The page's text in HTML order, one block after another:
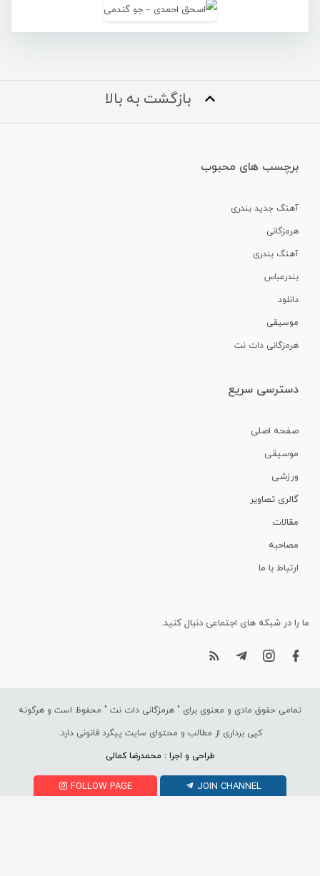
بازگشت به بالا
برچسب های محبوب
آهنگ جدید بندری
هرمزگانی
آهنگ بندری
بندرعباس
دانلود
موسیقی
هرمزگانی دات نت
دسترسی سریع
صفحه اصلی
موسیقی
ورزشی
گالری تصاویر
مقالات
مصاحبه
ارتباط با ما
ما را در شبکه های اجتماعی دنبال کنید.
تمامی حقوق مادی و معنوی برای " هرمزگانی دات نت " محفوظ است و هرگونه
کپی برداری از مطالب و محتوای سایت پیگرد قانونی دارد.
طراحی و اجرا : محمدرضا کمالی
FOLLOW PAGE JOIN CHANNEL